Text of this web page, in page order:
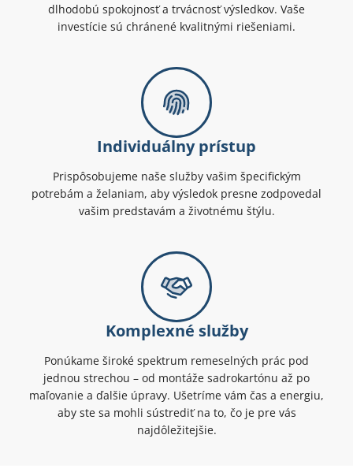
dlhodobú spokojnosť a trvácnosť výsledkov. Vaše
investície sú chránené kvalitnými riešeniami.
Individuálny prístup
Prispôsobujeme naše služby vašim špecifickým
potrebám a želaniam, aby výsledok presne zodpovedal
vašim predstavám a životnému štýlu.
Komplexné služby
Ponúkame široké spektrum remeselných prác pod
jednou strechou – od montáže sadrokartónu až po
maľovanie a ďalšie úpravy. Ušetríme vám čas a energiu,
aby ste sa mohli sústrediť na to, čo je pre vás
najdôležitejšie.